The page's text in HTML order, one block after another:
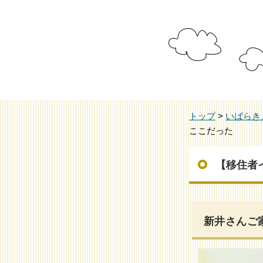
トップ> いばら
ここだった
【移住
新井さんご